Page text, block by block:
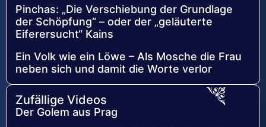
Pinchas: „Die Verschiebung der Grundlage
der Schöpfung“ – oder der „geläuterte
Eiferersucht“ Kains
Ein Volk wie ein Löwe – Als Mosche die Frau
neben sich und damit die Worte verlor
Zufällige Videos
Der Golem aus Prag